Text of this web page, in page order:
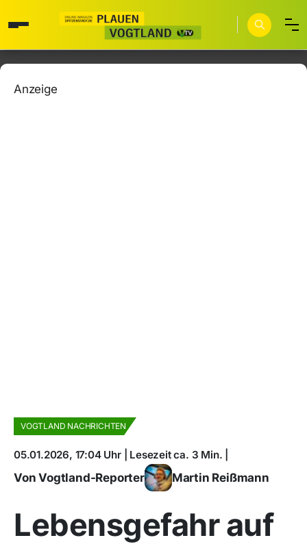
Anzeige
VOGTLAND NACHRICHTEN
05.01.2026, 17:04 Uhr | Lesezeit ca. 3 Min. |
Von Vogtland-Reporter Martin Reißmann
Lebensgefahr auf